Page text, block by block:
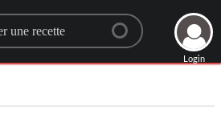
a recipe
Login